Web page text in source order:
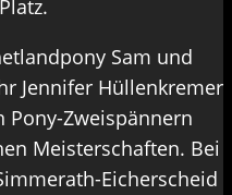
Sam und
Jennifer Hüllenkremer
Pony-Zweispännern
Meisterschaften. Bei
Eicherscheid